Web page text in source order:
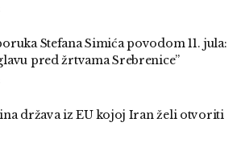
Stefana Simića povodom 11. jula:
pred žrtvama Srebrenice”
država iz EU kojoj Iran želi otvoriti